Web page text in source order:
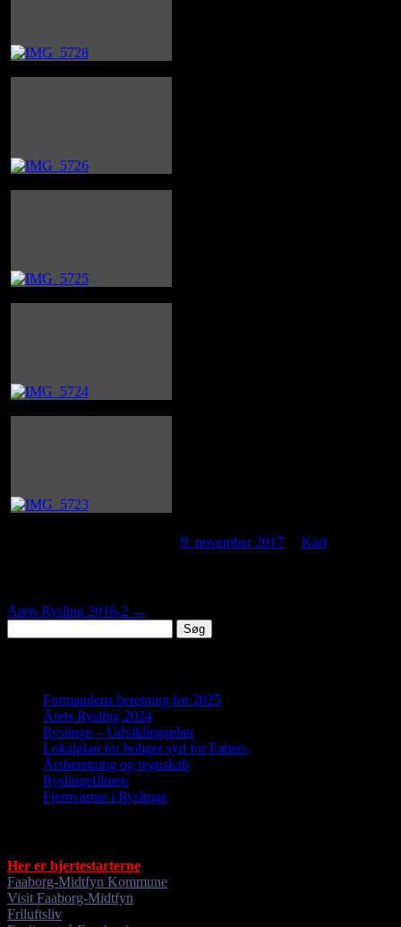
9. november 2017 Karl
Årets Rysling 2016-2 →
efter:
Formandens beretning for 2025
Årets Rysling 2024
Ryslinge – Udviklingsplan
Lokalplan for boliger syd for Fabers
Årsberetning og regnskab
Ryslingefilmen
Fjernvarme i Ryslinge
Her er hjertestarterne
Faaborg-Midtfyn Kommune
Visit Faaborg-Midtfyn
Friluftsliv